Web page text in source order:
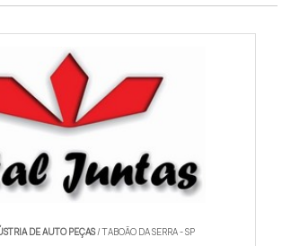
DE AUTO PEÇAS/ TABOÃO DA SERRA - SP